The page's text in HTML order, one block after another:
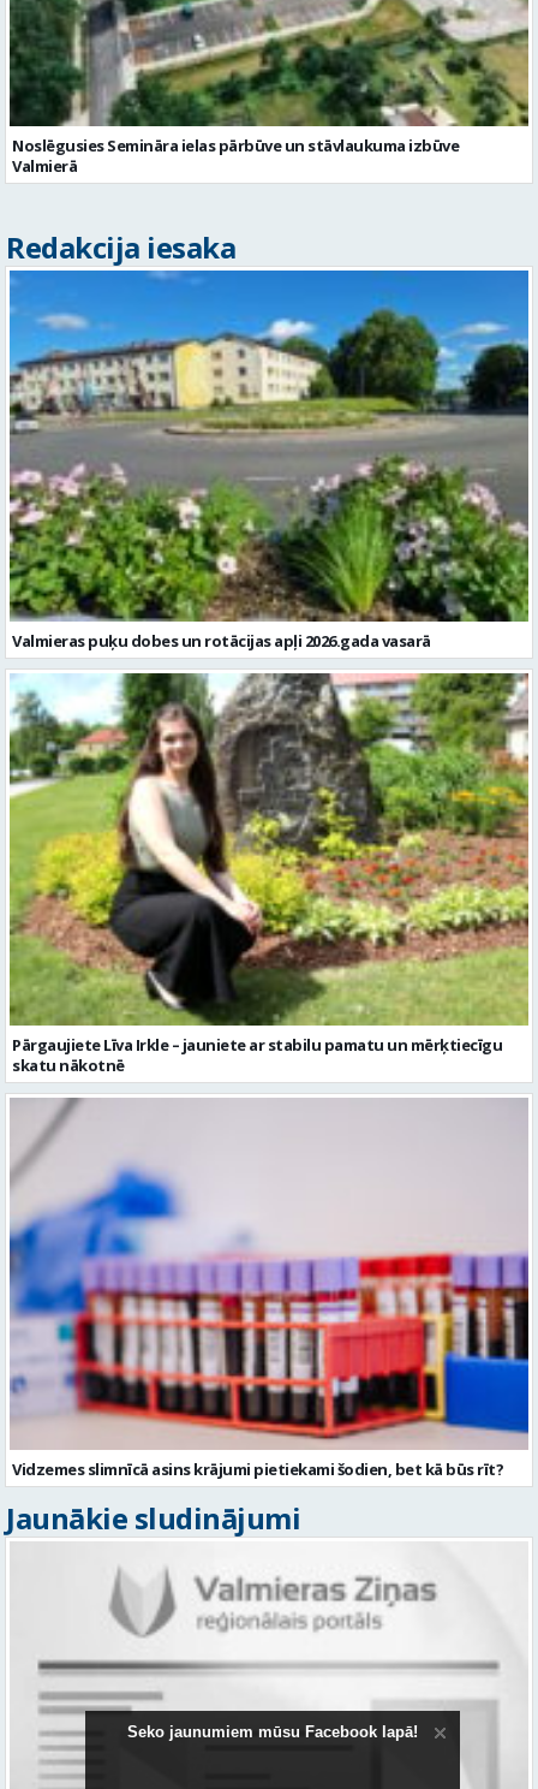
Noslēgusies Semināra ielas pārbūve un stāvlaukuma izbūve
Valmierā
Redakcija iesaka
Valmieras puķu dobes un rotācijas apļi 2026.gada vasarā
Pārgaujiete Līva Irkle – jauniete ar stabilu pamatu un mērķtiecīgu
skatu nākotnē
Vidzemes slimnīcā asins krājumi pietiekami šodien, bet kā būs rīt?
Jaunākie sludinājumi
Seko jaunumiem mūsu Facebook lapā!